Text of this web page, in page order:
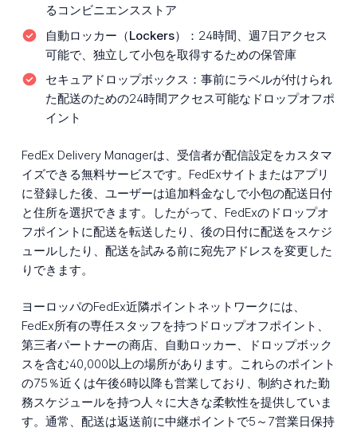
るコンビニエンスストア
自動ロッカー（Lockers）： 24時間、週7日アクセス
可能で、独立して小包を取得するための保管庫
セキュアドロップボックス： 事前にラベルが付けられ
た配送のための24時間アクセス可能なドロップオフポ
イント
FedEx Delivery Managerは、受信者が配信設定をカスタマ
イズできる無料サービスです。FedExサイトまたはアプリ
に登録した後、ユーザーは追加料金なしで小包の配送日付
と住所を選択できます。したがって、FedExのドロップオ
フポイントに配送を転送したり、後の日付に配送をスケジ
ュールしたり、配送を試みる前に宛先アドレスを変更した
りできます。
ヨーロッパのFedEx近隣ポイントネットワークには、
FedEx所有の専任スタッフを持つドロップオフポイント、
第三者パートナーの商店、自動ロッカー、ドロップボック
スを含む40,000以上の場所があります。これらのポイント
の75％近くは午後6時以降も営業しており、制約された勤
務スケジュールを持つ人々に大きな柔軟性を提供していま
す。通常、配送は返送前に中継ポイントで5～7営業日保持